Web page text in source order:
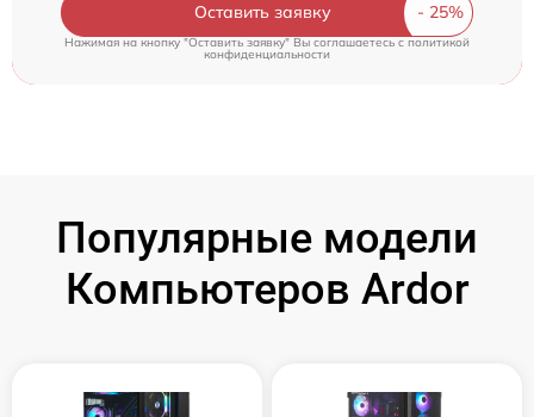
Оставить заявку
Нажимая на кнопку "Оставить заявку" Вы соглашаетесь cполитикой
конфиденциальности
Популярные модели
Компьютеров Ardor